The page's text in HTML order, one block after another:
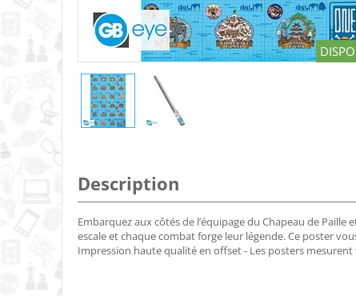
Description
Embarquez aux côtés de l’équipage du Chapeau de
escale et chaque combat forge leur légende. Ce poster
Impression haute qualité en offset - Les posters